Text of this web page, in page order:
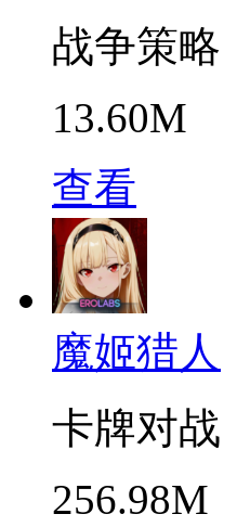
战争策略
13.60M
查看
魔姬猎人
卡牌对战
256.98M